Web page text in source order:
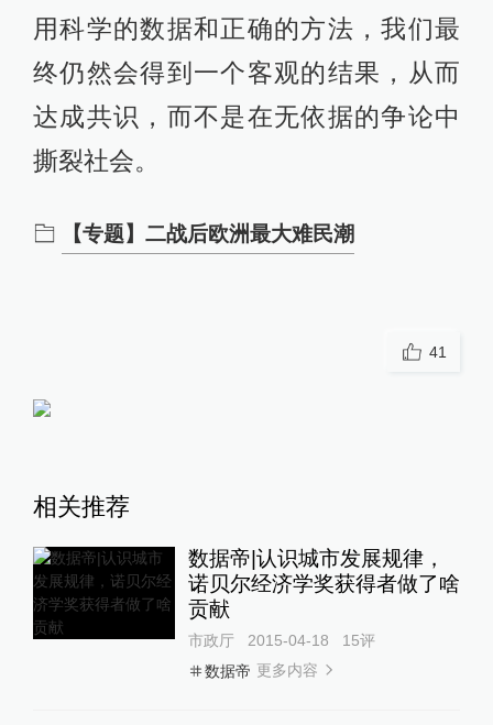
用科学的数据和正确的方法，我们最
终仍然会得到一个客观的结果，从而
达成共识，而不是在无依据的争论中
撕裂社会。
【专题】二战后欧洲最大难民潮
41
相关推荐
数据帝|认识城市发展规律，
诺贝尔经济学奖获得者做了啥
贡献
市政厅 2015-04-18 15评
数据帝 更多内容